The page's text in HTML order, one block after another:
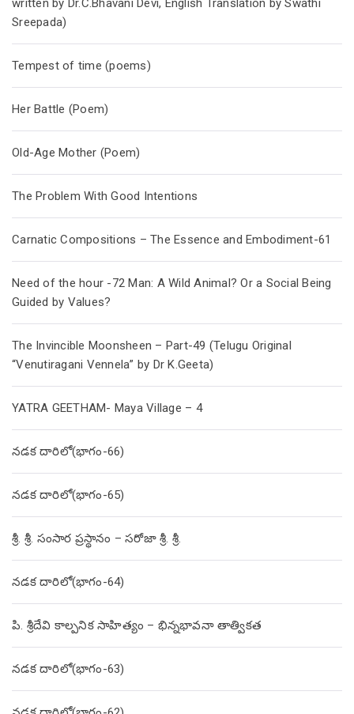
written by Dr.C.Bhavani Devi, English Translation by Swathi
Sreepada)
Tempest of time (poems)
Her Battle (Poem)
Old-Age Mother (Poem)
The Problem With Good Intentions
Carnatic Compositions – The Essence and Embodiment-61
Need of the hour -72 Man: A Wild Animal? Or a Social Being
Guided by Values?
The Invincible Moonsheen – Part-49 (Telugu Original
“Venutiragani Vennela” by Dr K.Geeta)
YATRA GEETHAM- Maya Village – 4
నడక దారిలో(భాగం-66)
నడక దారిలో(భాగం-65)
శ్రీ. శ్రీ. సంసార ప్రస్థానం – సరోజా శ్రీ. శ్రీ.
నడక దారిలో(భాగం-64)
పి. శ్రీదేవి కాల్పనిక సాహిత్యం – భిన్నభావనా తాత్వికత
నడక దారిలో(భాగం-63)